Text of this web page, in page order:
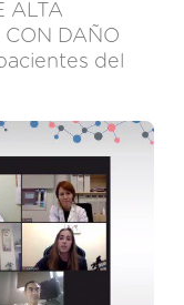
ALTA
CON DAÑO
del